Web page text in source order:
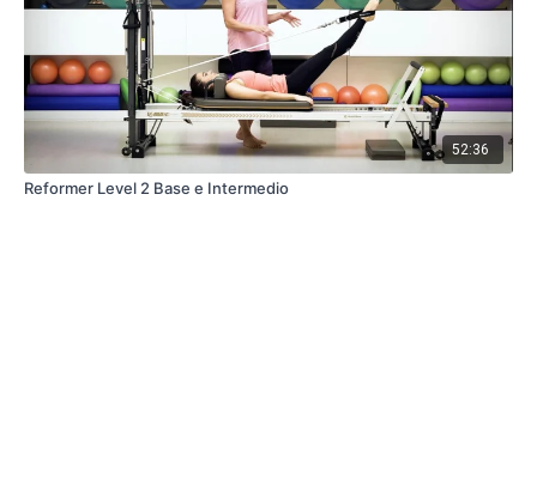
52:36
Reformer Level 2 Base e Intermedio